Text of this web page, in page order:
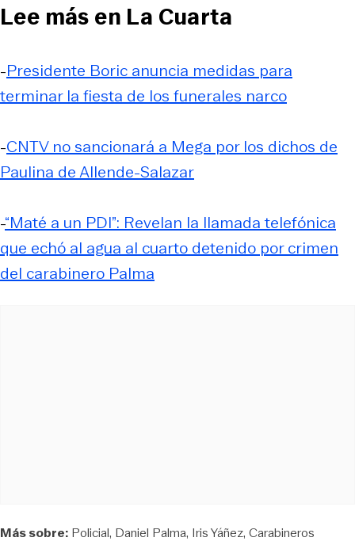
Lee más en La Cuarta
-Presidente Boric anuncia medidas para
terminar la fiesta de los funerales narco
-CNTV no sancionará a Mega por los dichos de
Paulina de Allende-Salazar
-“Maté a un PDI”: Revelan la llamada telefónica
que echó al agua al cuarto detenido por crimen
del carabinero Palma
Más sobre: Policial Daniel Palma Iris Yáñez Carabineros